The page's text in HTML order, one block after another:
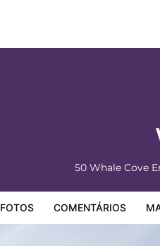
50 Whale Cove
FOTOS COMENTÁRIOS